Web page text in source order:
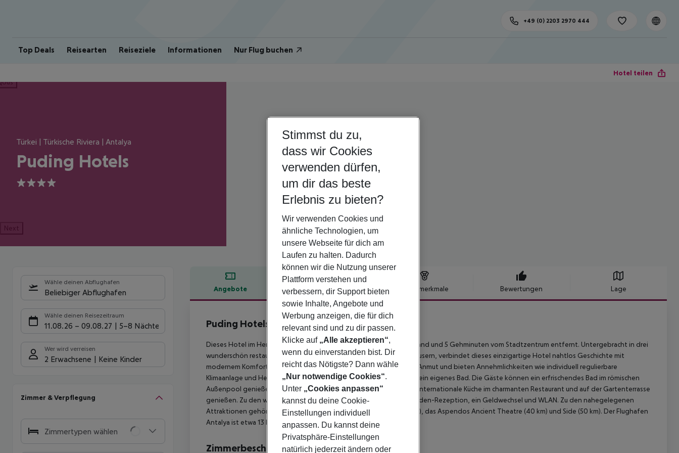
Top Deals Reisearten Reiseziele Informationen Nur Flug buchen
+49 (0) 2203 2970 444
Hotel teilen
Türkei | Türkische Riviera | Antalya
Puding Hotels
4
Next
Wähle deinen Abflughafen
Beliebiger Abflughafen
Wähle deinen Reisezeitraum
11.08.26 – 09.08.27 5-8 Nächte
Wer wird verreisen
2 Erwachsene Keine Kinder
Zimmer & Verpflegung
Zimmertypen wählen
Angebote Hotelbeschreibung Hotelmerkmale Bewertungen Lage
Hotelbeschreibung
Puding Hotels
Dieses Hotel im Herzen von Antalya liegt nur 3 Gehminuten vom Strand und 5 Gehminuten vom Stadtzentrum entfernt. Untergebracht in drei
wunderschön restaurierten, jahrhundertealten osmanischen Stadthäusern, verbindet dieses einzigartige Hotel nahtlos Geschichte mit
modernem Komfort. Die 60 Gästezimmer bewahren ihre historische Anmut und bieten Annehmlichkeiten wie individuell regulierbare
Klimaanlage und Heizung, eine Minibar, Internetzugang, Sat-TV und ein eigenes Bad. Die Gäste können ein erfrischendes Bad im römischen
Außenpool genießen, sich auf den Sonnenliegen entspannen oder internationale Küche im charmanten Restaurant und auf der Gartenterrasse
genießen. Zu den weiteren Annehmlichkeiten gehören eine 24-Stunden-Rezeption, ein Geldwechsel und WLAN. Zu den nahegelegenen
Attraktionen gehören das Antalya City Museum (3 km), Perge (20 km), das Aspendos Ancient Theatre (40 km) und Side (50 km). Der Flughafen
Antalya ist etwa 13 km entfernt.
Zimmerbeschreibung
Stimmst du zu,
dass wir Cookies
verwenden dürfen,
um dir das beste
Erlebnis zu bieten?
Wir verwenden Cookies und
ähnliche Technologien, um
unsere Webseite für dich am
Laufen zu halten. Dadurch
können wir die Nutzung unserer
Plattform verstehen und
verbessern, dir Support bieten
sowie Inhalte, Angebote und
Werbung anzeigen, die für dich
relevant sind und zu dir passen.
Klicke auf „Alle akzeptieren“,
wenn du einverstanden bist. Dir
reicht das Nötigste? Dann wähle
„Nur notwendige Cookies“.
Unter „Cookies anpassen“
kannst du deine Cookie-
Einstellungen individuell
anpassen. Du kannst deine
Privatsphäre-Einstellungen
natürlich jederzeit ändern oder